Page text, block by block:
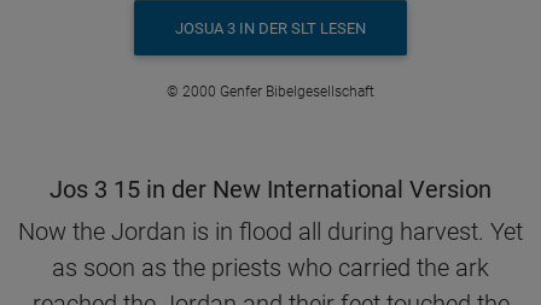
JOSUA 3 IN DER SLT LESEN
© 2000 Genfer Bibelgesellschaft
Jos 3 15 in der New International Version
Now the Jordan is in flood all during harvest. Yet
as soon as the priests who carried the ark